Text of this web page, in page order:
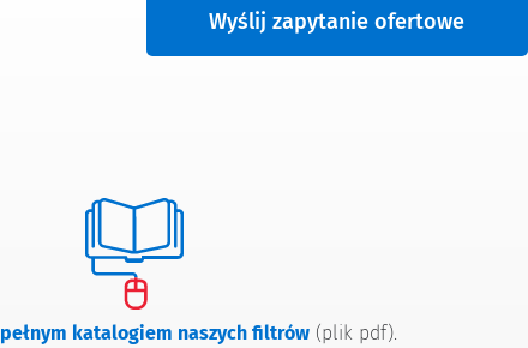
Wyślij zapytanie ofertowe
pełnym katalogiem naszych filtrów(plik pdf).